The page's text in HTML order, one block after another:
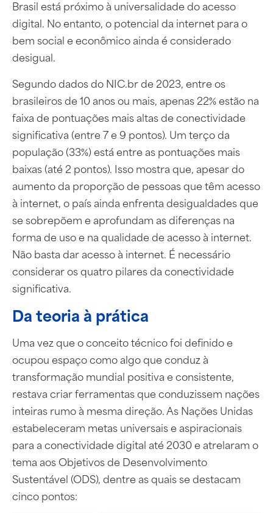
Brasil está próximo à universalidade do acesso
digital. No entanto, o potencial da internet para o
bem social e econômico ainda é considerado
desigual.
Segundo dados do NIC.br de 2023, entre os
brasileiros de 10 anos ou mais, apenas 22% estão na
faixa de pontuações mais altas de conectividade
significativa (entre 7 e 9 pontos). Um terço da
população (33%) está entre as pontuações mais
baixas (até 2 pontos). Isso mostra que, apesar do
aumento da proporção de pessoas que têm acesso
à internet, o país ainda enfrenta desigualdades que
se sobrepõem e aprofundam as diferenças na
forma de uso e na qualidade de acesso à internet.
Não basta dar acesso à internet. É necessário
considerar os quatro pilares da conectividade
significativa.
Da teoria à prática
Uma vez que o conceito técnico foi definido e
ocupou espaço como algo que conduz à
transformação mundial positiva e consistente,
restava criar ferramentas que conduzissem nações
inteiras rumo à mesma direção. As Nações Unidas
estabeleceram metas universais e aspiracionais
para a conectividade digital até 2030 e atrelaram o
tema aos Objetivos de Desenvolvimento
Sustentável (ODS), dentre as quais se destacam
cinco pontos: